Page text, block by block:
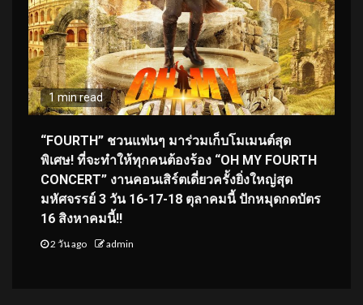
1 min read
“FOURTH” ชวนแฟนๆ มาร่วมเก็บโมเมนต์สุด
พิเศษ! ที่จะทำให้ทุกคนต้องร้อง “OH MY FOURTH
CONCERT” งานคอนเสิร์ตเดี่ยวครั้งยิ่งใหญ่สุด
มหัศจรรย์ 3 วัน 16-17-18 ตุลาคมนี้ ปักหมุดกดบัตร
16 สิงหาคมนี้!!
2 วัน ago admin